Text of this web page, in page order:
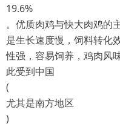
19.6%
。优质肉鸡与快大肉鸡的
是生长速度慢，饲料转化
性强，容易饲养，鸡肉风
此受到中国
(
尤其是南方地区
)